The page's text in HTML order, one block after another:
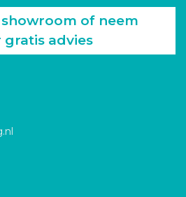
of neem
advies